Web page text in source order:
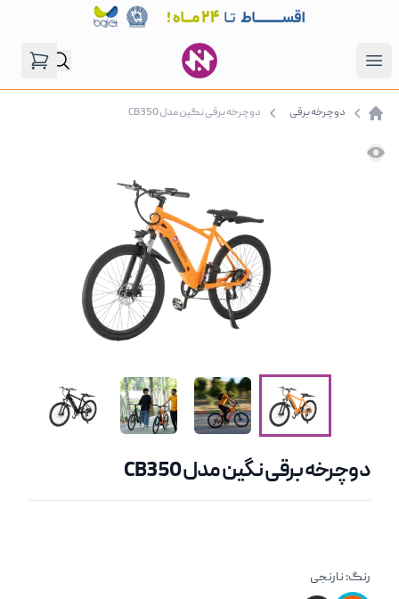
Open menu فروشگاه نگین موتور
دوچرخه برقی دوچرخه برقی نگین مدل CB350
دوچرخه برقی نگین مدل CB350
رنگ: نارنجی